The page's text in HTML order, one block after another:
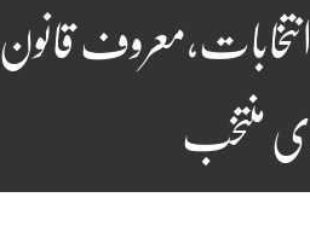
انتخابات،معروف
منتخب